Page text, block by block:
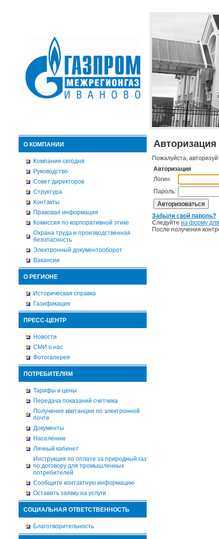
О КОМПАНИИ
Компания сегодня
Руководство
Совет директоров
Структура
Контакты
Правовая информация
Комиссия по корпоративной этике
Охрана труда и производственная
безопасность
Электронный документооборот
Вакансии
О РЕГИОНЕ
Историческая справка
Газификация
ПРЕСС-ЦЕНТР
Новости
СМИ о нас
Фотогалерея
ПОТРЕБИТЕЛЯМ
Тарифы и цены
Передача показаний счетчика
Получение квитанции по электронной
почте
Документы
Населению
Личный кабинет
Инструкция по оплате за природный газ
по договору для промышленных
потребителей
Сообщите контактную информацию
Оставить заявку на услуги
СОЦИАЛЬНАЯ ОТВЕТСТВЕННОСТЬ
Благотворительность
Авторизация
Пожалуйста,
Авторизация
Логин:
Пароль:
Забыли свой пароль?
Следуйте на форму
После получения